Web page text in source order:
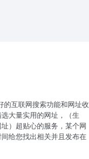
的互联网搜索功能和网址收
大量实用的网址，（生
）超贴心的服务，某个网
给您找出相关并且发布在